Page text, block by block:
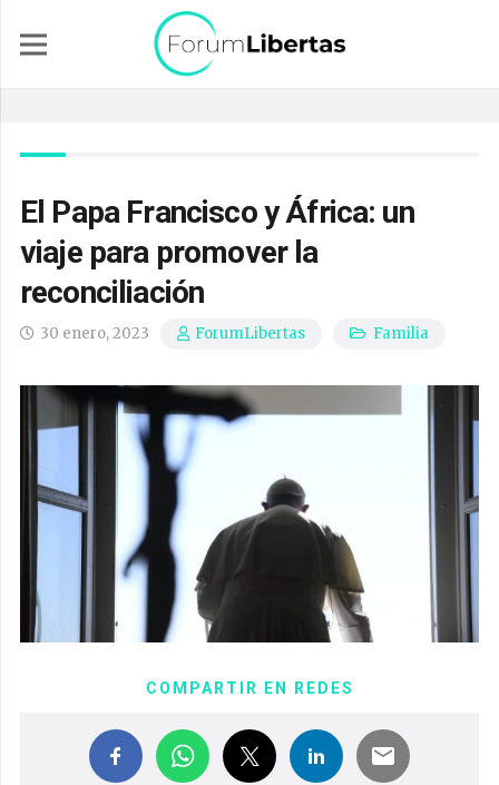
El Papa Francisco y África: un
viaje para promover la
reconciliación
30 enero, 2023 ForumLibertas Familia
COMPARTIR EN REDES